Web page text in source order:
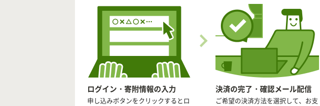
ログイン・寄附情報の入力
申し込みボタンをクリックするとロ
決済の完了・確認メール配信
ご希望の決済方法を選択して、お支